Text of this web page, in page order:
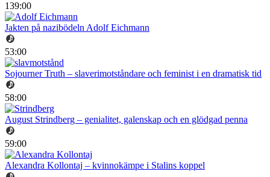
139:00
Jakten på nazibödeln Adolf Eichmann
53:00
Sojourner Truth – slaverimotståndare och feminist i en dramatisk tid
58:00
August Strindberg – genialitet, galenskap och en glödgad penna
59:00
Alexandra Kollontaj – kvinnokämpe i Stalins koppel